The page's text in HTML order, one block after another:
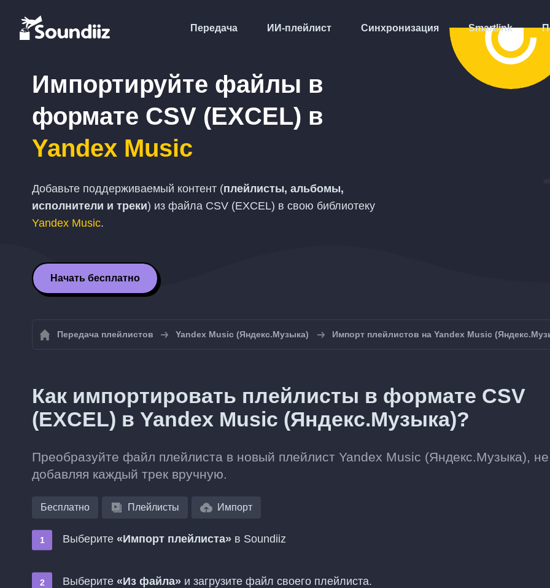
Передача ИИ-плейлист Синхронизация Smartlink
Импортируйте файлы в
формате CSV (EXCEL) в
Yandex Music
Добавьте поддерживаемый контент (плейлисты, альбомы,
исполнители и треки) из файла CSV (EXCEL) в свою библиотеку
Yandex Music.
Начать бесплатно
Передача плейлистов Yandex Music (Яндекс.Музыка) Импорт плейлистов на Yandex Music
Как импортировать плейлисты в формате CSV
(EXCEL) в Yandex Music (Яндекс.Музыка)?
Преобразуйте файл плейлиста в новый плейлист Yandex Music (Яндекс.Музыка), не
добавляя каждый трек вручную.
Бесплатно Плейлисты Импорт
Выберите «Импорт плейлиста» в Soundiiz
Выберите «Из файла» и загрузите файл своего плейлиста.